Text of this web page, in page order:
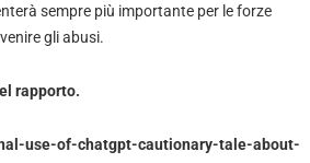
sempre più importante per le forze
gli abusi.
rapporto.
use-of-chatgpt-cautionary-tale-about-